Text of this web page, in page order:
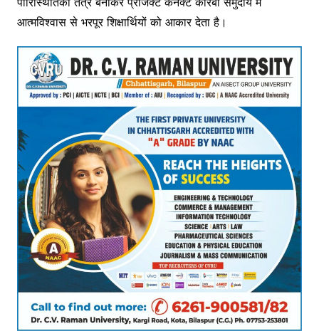
आत्मविश्वास से भरपूर शिक्षार्थियों को आकार देता है।